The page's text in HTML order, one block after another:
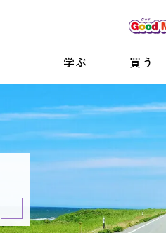
学ぶ 買う